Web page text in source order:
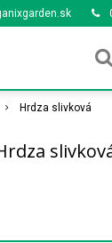
Hrdza slivková